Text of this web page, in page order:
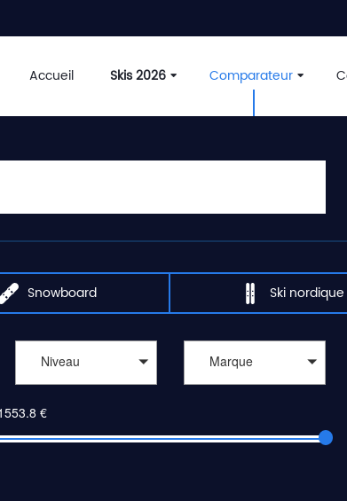
Accueil Skis 2026 Comparateur
Snowboard Ski nordique
Niveau Marque